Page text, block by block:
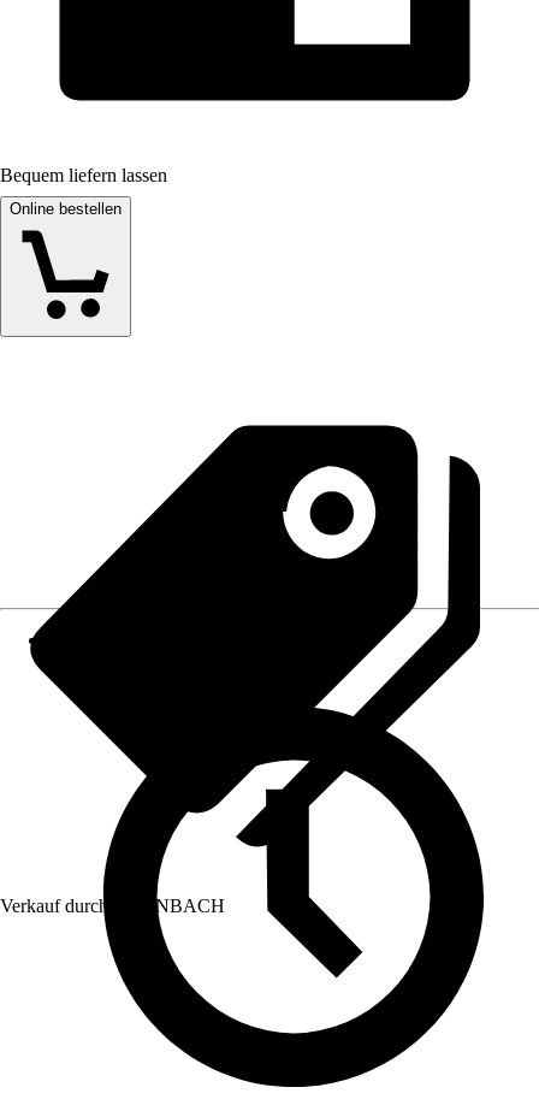
Bequem liefern lassen
Online bestellen
Verkauf durch: HORNBACH